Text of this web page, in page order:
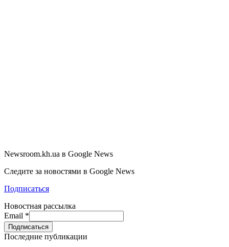
Newsroom.kh.ua в Google News
Следите за новостями в Google News
Подписаться
Новостная рассылка
Email *
Последние публикации